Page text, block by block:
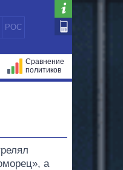
РОС
Сравнение
политиков
а